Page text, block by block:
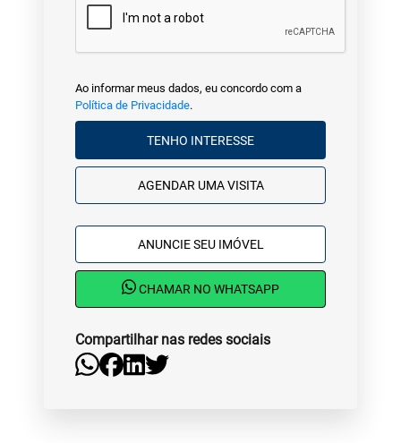
Ao informar meus dados, eu concordo com a
Política de Privacidade.
TENHO INTERESSE
AGENDAR UMA VISITA
ANUNCIE SEU IMÓVEL
CHAMAR NO WHATSAPP
Compartilhar nas redes sociais